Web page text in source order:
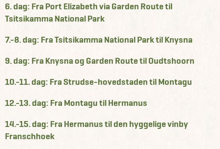
6. dag: Fra Port Elizabeth via Garden Route til
Tsitsikamma National Park
7.-8. dag: Fra Tsitsikamma National Park til Knysna
9. dag: Fra Knysna og Garden Route til Oudtshoorn
10.-11. dag: Fra Strudse-hovedstaden til Montagu
12.-13. dag: Fra Montagu til Hermanus
14.-15. dag: Fra Hermanus til den hyggelige vinby
Franschhoek